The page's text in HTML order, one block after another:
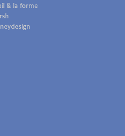
& la forme